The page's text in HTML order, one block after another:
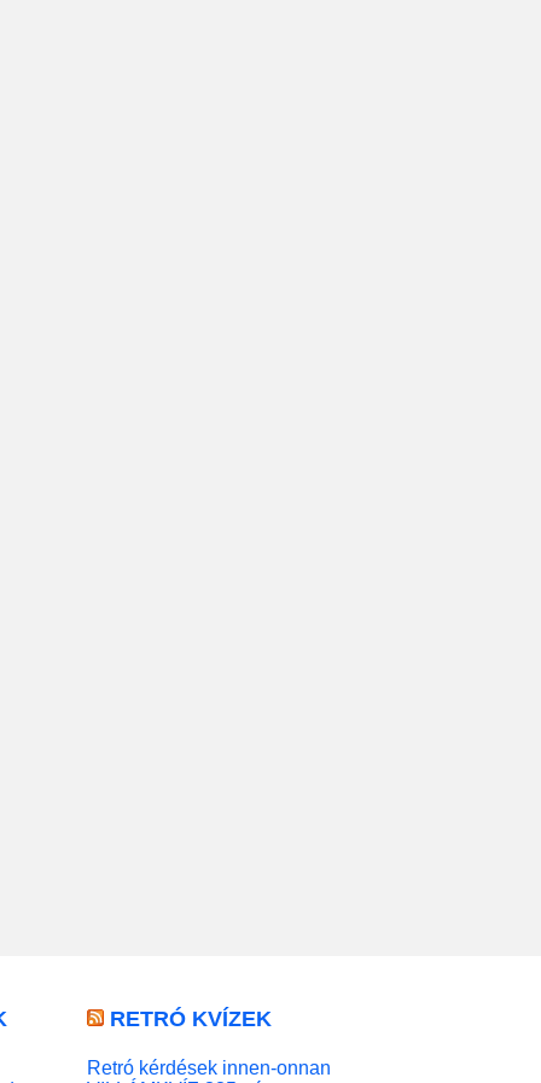
RETRÓ KVÍZEK
Retró kérdések innen-onnan